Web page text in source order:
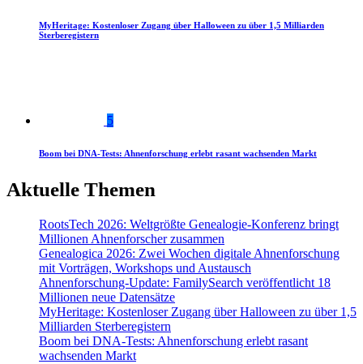
MyHeritage: Kostenloser Zugang über Halloween zu über 1,5 Milliarden
Sterberegistern
5
Boom bei DNA-Tests: Ahnenforschung erlebt rasant wachsenden Markt
Aktuelle Themen
RootsTech 2026: Weltgrößte Genealogie-Konferenz bringt
Millionen Ahnenforscher zusammen
Genealogica 2026: Zwei Wochen digitale Ahnenforschung
mit Vorträgen, Workshops und Austausch
Ahnenforschung-Update: FamilySearch veröffentlicht 18
Millionen neue Datensätze
MyHeritage: Kostenloser Zugang über Halloween zu über 1,5
Milliarden Sterberegistern
Boom bei DNA-Tests: Ahnenforschung erlebt rasant
wachsenden Markt